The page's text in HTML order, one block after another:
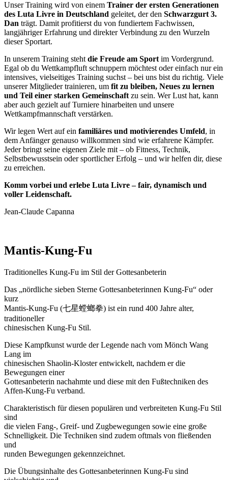
Unser Training wird von einem Trainer der ersten Generationen
des Luta Livre in Deutschland geleitet, der den Schwarzgurt 3.
Dan trägt. Damit profitierst du von fundiertem Fachwissen,
langjähriger Erfahrung und direkter Verbindung zu den Wurzeln
dieser Sportart.
In unserem Training steht die Freude am Sport im Vordergrund.
Egal ob du Wettkampfluft schnuppern möchtest oder einfach nur ein
intensives, vielseitiges Training suchst – bei uns bist du richtig. Viele
unserer Mitglieder trainieren, um fit zu bleiben, Neues zu lernen
und Teil einer starken Gemeinschaft zu sein. Wer Lust hat, kann
aber auch gezielt auf Turniere hinarbeiten und unsere
Wettkampfmannschaft verstärken.
Wir legen Wert auf ein familiäres und motivierendes Umfeld, in
dem Anfänger genauso willkommen sind wie erfahrene Kämpfer.
Jeder bringt seine eigenen Ziele mit – ob Fitness, Technik,
Selbstbewusstsein oder sportlicher Erfolg – und wir helfen dir, diese
zu erreichen.
Komm vorbei und erlebe Luta Livre – fair, dynamisch und
voller Leidenschaft.
Jean-Claude Capanna
Mantis-Kung-Fu
Traditionelles Kung-Fu im Stil der Gottesanbeterin
Das „nördliche sieben Sterne Gottesanbeterinnen Kung-Fu“ oder
kurz
Mantis-Kung-Fu (七星螳螂拳) ist ein rund 400 Jahre alter,
traditioneller
chinesischen Kung-Fu Stil.
Diese Kampfkunst wurde der Legende nach vom Mönch Wang
Lang im
chinesischen Shaolin-Kloster entwickelt, nachdem er die
Bewegungen einer
Gottesanbeterin nachahmte und diese mit den Fußtechniken des
Affen-Kung-Fu verband.
Charakteristisch für diesen populären und verbreiteten Kung-Fu Stil
sind
die vielen Fang-, Greif- und Zugbewegungen sowie eine große
Schnelligkeit. Die Techniken sind zudem oftmals von fließenden
und
runden Bewegungen gekennzeichnet.
Die Übungsinhalte des Gottesanbeterinnen Kung-Fu sind